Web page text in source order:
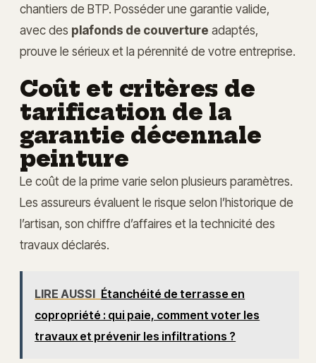
chantiers de BTP. Posséder une garantie valide,
avec des plafonds de couverture adaptés,
prouve le sérieux et la pérennité de votre entreprise.
Coût et critères de
tarification de la
garantie décennale
peinture
Le coût de la prime varie selon plusieurs paramètres.
Les assureurs évaluent le risque selon l’historique de
l’artisan, son chiffre d’affaires et la technicité des
travaux déclarés.
LIRE AUSSI Étanchéité de terrasse en
copropriété : qui paie, comment voter les
travaux et prévenir les infiltrations ?